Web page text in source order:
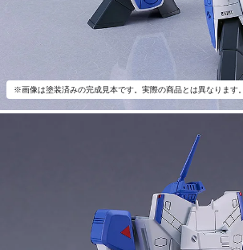
※画像は塗装済みの完成見本です。実際の商品とは異なります。